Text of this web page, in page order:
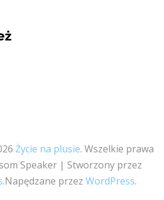
Życie na plusie. Wszelkie prawa
Speaker | Stworzony przez
.Napędzane przez WordPress.